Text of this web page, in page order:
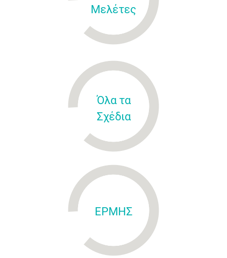
Μελέτες
Όλα τα
Σχέδια
ΕΡΜΗΣ